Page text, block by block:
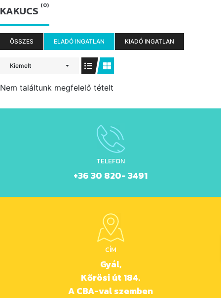
KAKUCS (0)
ÖSSZES ELADÓ INGATLAN KIADÓ INGATLAN
Kiemelt
Nem találtunk megfelelő tételt
TELEFON
+36 30 820- 3491
CÍM
Gyál,
Kőrösi út 184.
A CBA-val szemben